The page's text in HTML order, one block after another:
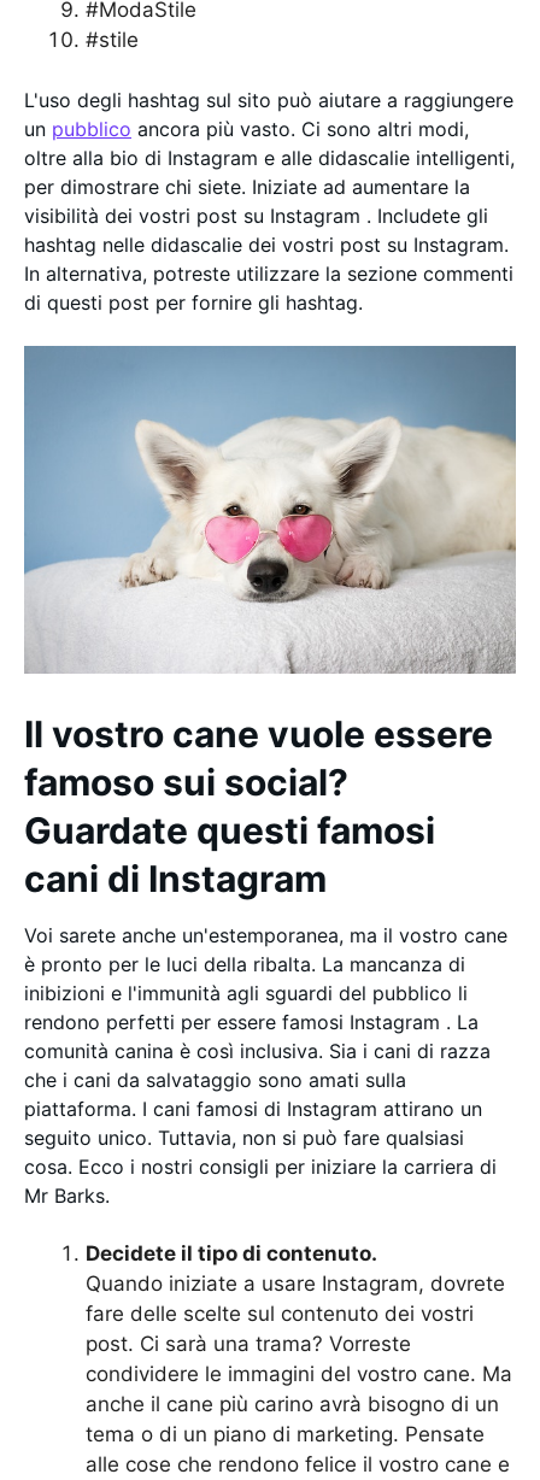
#ModaStile
#stile
L'uso degli hashtag sul sito può aiutare a raggiungere
un pubblico ancora più vasto. Ci sono altri modi,
oltre alla bio di Instagram e alle didascalie intelligenti,
per dimostrare chi siete. Iniziate ad aumentare la
visibilità dei vostri post su Instagram . Includete gli
hashtag nelle didascalie dei vostri post su Instagram.
In alternativa, potreste utilizzare la sezione commenti
di questi post per fornire gli hashtag.
Il vostro cane vuole essere
famoso sui social?
Guardate questi famosi
cani di Instagram
Voi sarete anche un'estemporanea, ma il vostro cane
è pronto per le luci della ribalta. La mancanza di
inibizioni e l'immunità agli sguardi del pubblico li
rendono perfetti per essere famosi Instagram . La
comunità canina è così inclusiva. Sia i cani di razza
che i cani da salvataggio sono amati sulla
piattaforma. I cani famosi di Instagram attirano un
seguito unico. Tuttavia, non si può fare qualsiasi
cosa. Ecco i nostri consigli per iniziare la carriera di
Mr Barks.
Decidete il tipo di contenuto.
Quando iniziate a usare Instagram, dovrete
fare delle scelte sul contenuto dei vostri
post. Ci sarà una trama? Vorreste
condividere le immagini del vostro cane. Ma
anche il cane più carino avrà bisogno di un
tema o di un piano di marketing. Pensate
alle cose che rendono felice il vostro cane e